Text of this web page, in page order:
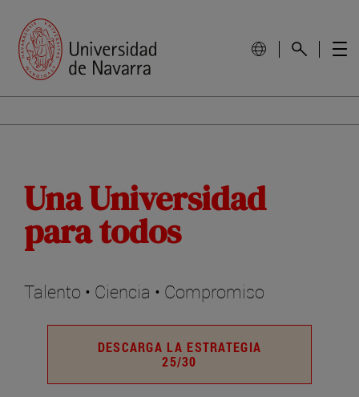
Una Universidad
para todos
Talento • Ciencia • Compromiso
DESCARGA LA ESTRATEGIA
25/30